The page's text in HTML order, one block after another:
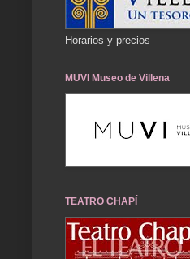
Horarios y precios
MUVI Museo de Villena
TEATRO CHAPÍ